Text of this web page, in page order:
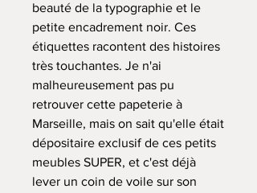
beauté de la typographie et le
petite encadrement noir. Ces
étiquettes racontent des histoires
très touchantes. Je n'ai
malheureusement pas pu
retrouver cette papeterie à
Marseille, mais on sait qu'elle était
dépositaire exclusif de ces petits
meubles SUPER, et c'est déjà
lever un coin de voile sur son